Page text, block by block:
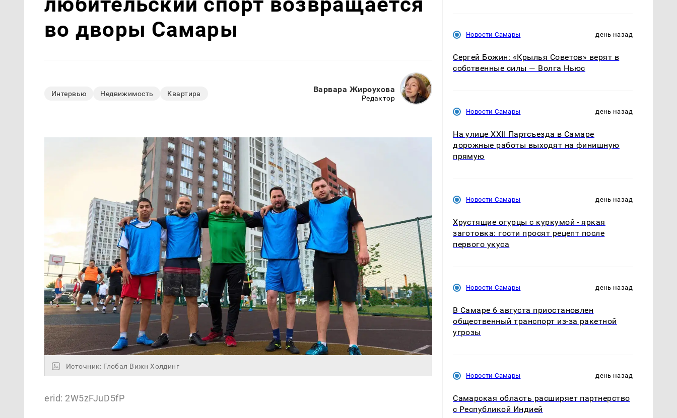
во дворы Самары
Интервью Недвижимость Квартира Варвара Жироухова
Редактор
Источник: Глобал Вижн Холдинг
erid: 2W5zFJuD5fP
Новости Самары день назад
Сергей Божин: «Крылья Советов» верят в
собственные силы — Волга Ньюс
Новости Самары день назад
На улице XXII Партсъезда в Самаре
дорожные работы выходят на финишную
прямую
Новости Самары день назад
Хрустящие огурцы с куркумой - яркая
заготовка: гости просят рецепт после
первого укуса
Новости Самары день назад
В Самаре 6 августа приостановлен
общественный транспорт из-за ракетной
угрозы
Новости Самары день назад
Самарская область расширяет партнерство
с Республикой Индией